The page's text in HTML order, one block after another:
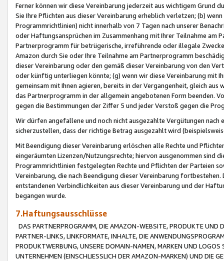
Ferner können wir diese Vereinbarung jederzeit aus wichtigem Grund
Sie Ihre Pflichten aus dieser Vereinbarung erheblich verletzen; (b)
Programmrichtlinien) nicht innerhalb von 7 Tagen nach unserer
oder Haftungsansprüchen im Zusammenhang mit Ihrer Teilnahme am
Partnerprogramm für betrügerische, irreführende oder illegale
Amazon durch Sie oder Ihre Teilnahme am Partnerprogramm
dieser Vereinbarung oder den gemäß dieser Vereinbarung von den
oder künftig unterliegen könnte; (g) wenn wir diese Vereinbarung mit
gemeinsam mit Ihnen agieren, bereits in der Vergangenheit, gleich
das Partnerprogramm in der allgemein angebotenen Form beenden.
gegen die Bestimmungen der Ziffer 5 und jeder Verstoß gegen die
Wir dürfen angefallene und noch nicht ausgezahlte Vergütungen
sicherzustellen, dass der richtige Betrag ausgezahlt wird
Mit Beendigung dieser Vereinbarung erlöschen alle Rechte und
eingeräumten Lizenzen/Nutzungsrechte; hiervon ausgenommen sind
Programmrichtlinien festgelegten Rechte und Pflichten der Parteien
Vereinbarung, die nach Beendigung dieser Vereinbarung
entstandenen Verbindlichkeiten aus dieser Vereinbarung und der
begangen wurde.
7.Haftungsausschlüsse
DAS PARTNERPROGRAMM, DIE AMAZON-WEBSITE, PRODUKTE UND
PARTNER-LINKS, LINKFORMATE, INHALTE, DIE
PRODUKTWERBUNG, UNSERE DOMAIN-NAMEN, MARKEN UND
UNTERNEHMEN (EINSCHLIESSLICH DER AMAZON-MARKEN) UND DIE